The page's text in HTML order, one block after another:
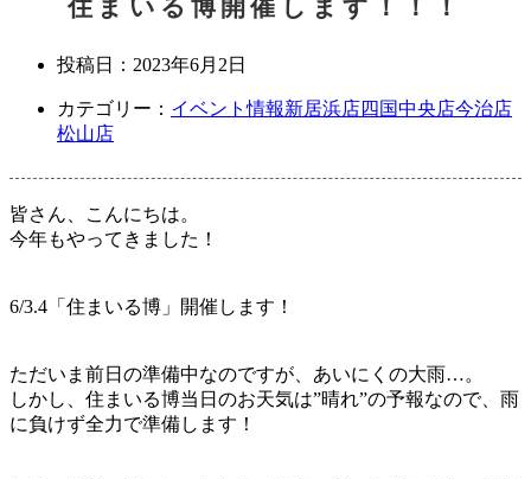
住まいる博開催します！！！
投稿日： 2023年6月2日
カテゴリー： イベント情報新居浜店四国中央店今治店
松山店
皆さん、こんにちは。
今年もやってきました！
6/3.4「住まいる博」開催します！
ただいま前日の準備中なのですが、あいにくの大雨…。
しかし、住まいる博当日のお天気は”晴れ”の予報なので、雨
に負けず全力で準備します！